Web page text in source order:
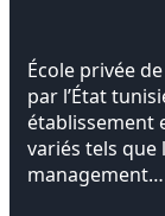
École privée
par l’État
établissement
variés tels que
management…